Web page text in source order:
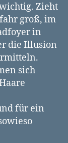
Zieht
groß, im
in
die Illusion
sich
für ein